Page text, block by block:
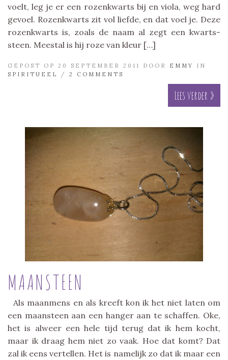
voelt, leg je er een rozenkwarts bij en viola, weg hard
gevoel. Rozenkwarts zit vol liefde, en dat voel je. Deze
rozenkwarts is, zoals de naam al zegt een kwarts-
steen. Meestal is hij roze van kleur […]
GEPOST OP 20 SEPTEMBER 2011 DOOR EMMY
IN
SPIRITUEEL
/ 2 COMMENTS
Lees verder »
MAANSTEEN
Als maanmens en als kreeft kon ik het niet laten om
een maansteen aan een hanger aan te schaffen. Oke,
het is alweer een hele tijd terug dat ik hem kocht,
maar ik draag hem niet zo vaak. Hoe dat komt? Dat
zal ik eens vertellen. Het is namelijk zo dat ik maar een